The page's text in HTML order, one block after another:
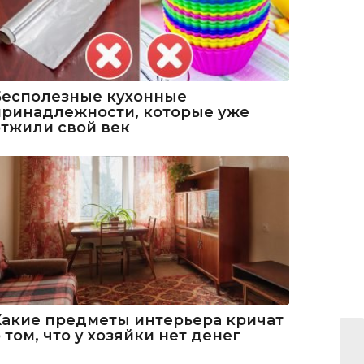
кухонные
которые уже
свой век
предметы интерьера кричат
том, что у хозяйки нет денег